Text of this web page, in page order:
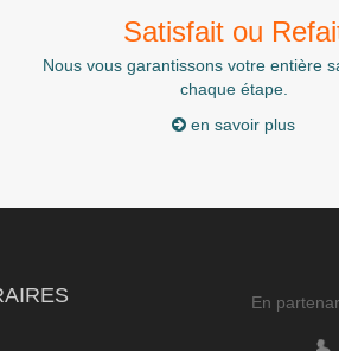
Satisfait ou
Nous vous garantissons votre entière
chaque étape.
en savoir plus
En